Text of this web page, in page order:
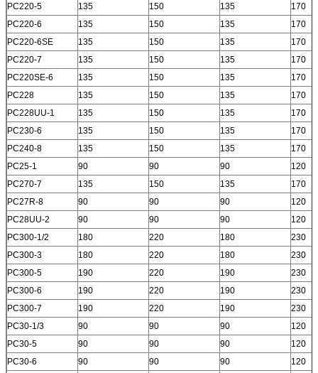
ฝากข้อความ
เราจะโทรกลับหาคุณเร็ว ๆ นี้!
เสนอ
PC220-5
135 150 135
170
PC220-6
135 150 135
170
PC220-6SE
135 150 135
170
PC220-7
135 150 135
170
PC220SE-6
135 150 135
170
PC228
135 150 135
170
PC228UU-1
135 150 135
170
PC230-6
135 150 135
170
PC240-8
135 150 135
170
PC25-1
90 90 90
120
PC270-7
135 150 135
170
PC27R-8
90 90 90
120
PC28UU-2
90 90 90
120
PC300-1/2
180 220 180
230
PC300-3
180 220 180
230
PC300-5
190 220 190
230
PC300-6
190 220 190
230
PC300-7
190 220 190
230
PC30-1/3
90 90 90
120
PC30-5
90 90 90
120
PC30-6
90 90 90
120